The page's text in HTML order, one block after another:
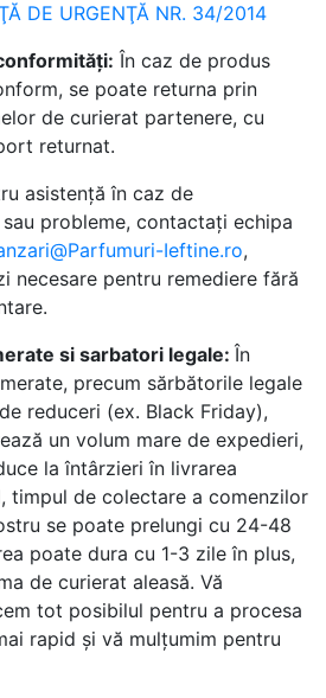
DE URGENŢĂ NR. 34/2014
În caz de produs
se poate returna prin
de curierat partenere, cu
returnat.
asistență în caz de
probleme, contactați echipa
Ieftine.ro,
necesare pentru remediere fără
si sarbatori legale: În
precum sărbătorile legale
reduceri (ex. Black Friday),
un volum mare de expedieri,
la întârzieri în livrarea
timpul de colectare a comenzilor
se poate prelungi cu 24-48
poate dura cu 1-3 zile în plus,
de curierat aleasă. Vă
tot posibilul pentru a procesa
rapid și vă mulțumim pentru